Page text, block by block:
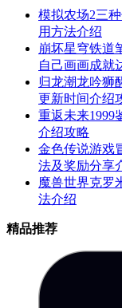
模拟农场2三
用方法介绍
崩坏星穹铁道
自己画画成就
归龙潮龙吟狮
更新时间介绍
重返未来1999
介绍攻略
金色传说游戏
法及奖励分享
魔兽世界克罗
法介绍
精品推荐